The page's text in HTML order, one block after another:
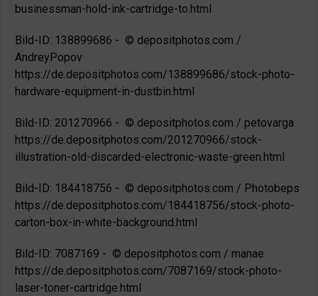
businessman-hold-ink-cartridge-to.html
Bild-ID: 138899686 - © depositphotos.com /
AndreyPopov
https://de.depositphotos.com/138899686/stock-photo-
hardware-equipment-in-dustbin.html
Bild-ID: 201270966 - © depositphotos.com / petovarga
https://de.depositphotos.com/201270966/stock-
illustration-old-discarded-electronic-waste-green.html
Bild-ID: 184418756 - © depositphotos.com / Photobeps
https://de.depositphotos.com/184418756/stock-photo-
carton-box-in-white-background.html
Bild-ID: 7087169 - © depositphotos.com / manae
https://de.depositphotos.com/7087169/stock-photo-
laser-toner-cartridge.html